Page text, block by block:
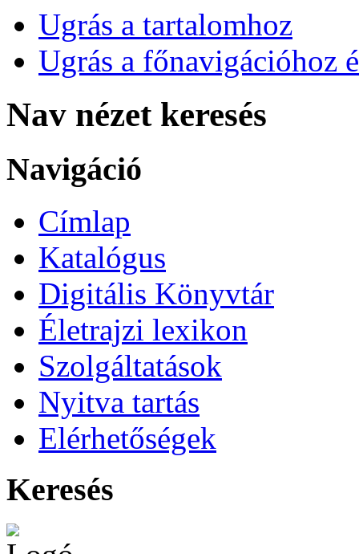
Ugrás a tartalomhoz
Ugrás a főnavigációhoz
Nav nézet keresés
Navigáció
Címlap
Katalógus
Digitális Könyvtár
Életrajzi lexikon
Szolgáltatások
Nyitva tartás
Elérhetőségek
Keresés